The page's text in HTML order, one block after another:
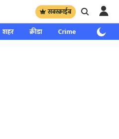
सबस्क्राईब
शहर क्रीडा Crime साप्ताहिक